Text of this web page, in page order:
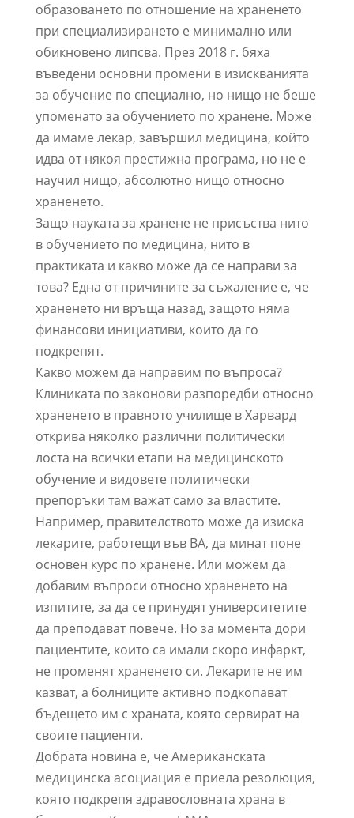
образоването по отношение на храненето
при специализирането е минимално или
обикновено липсва. През 2018 г. бяха
въведени основни промени в изискванията
за обучение по специално, но нищо не беше
упоменато за обучението по хранене. Може
да имаме лекар, завършил медицина, който
идва от някоя престижна програма, но не е
научил нищо, абсолютно нищо относно
храненето.
Защо науката за хранене не присъства нито
в обучението по медицина, нито в
практиката и какво може да се направи за
това? Една от причините за съжаление е, че
храненето ни връща назад, защото няма
финансови инициативи, които да го
подкрепят.
Какво можем да направим по въпроса?
Клиниката по законови разпоредби относно
храненето в правното училище в Харвард
открива няколко различни политически
лоста на всички етапи на медицинското
обучение и видовете политически
препоръки там важат само за властите.
Например, правителството може да изиска
лекарите, работещи във ВА, да минат поне
основен курс по хранене. Или можем да
добавим въпроси относно храненето на
изпитите, за да се принудят университетите
да преподават повече. Но за момента дори
пациентите, които са имали скоро инфаркт,
не променят храненето си. Лекарите не им
казват, а болниците активно подкопават
бъдещето им с храната, която сервират на
своите пациенти.
Добрата новина е, че Американската
медицинска асоциация е приела резолюция,
която подкрепя здравословната храна в